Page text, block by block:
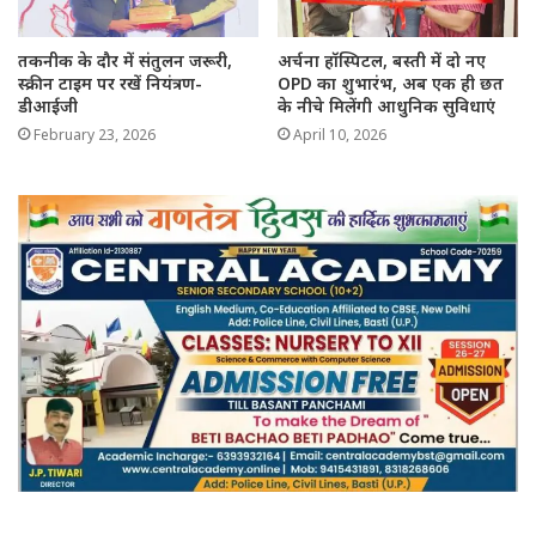
तकनीक के दौर में संतुलन जरूरी,
स्क्रीन टाइम पर रखें नियंत्रण-
डीआईजी
February 23, 2026
अर्चना हॉस्पिटल, बस्ती में दो नए
OPD का शुभारंभ, अब एक ही छत
के नीचे मिलेंगी आधुनिक सुविधाएं
April 10, 2026